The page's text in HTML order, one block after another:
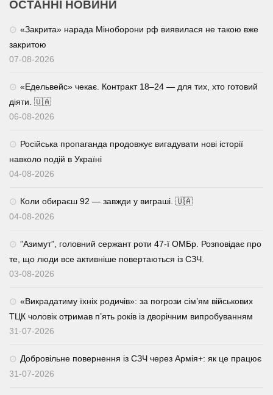
ОСТАННІ НОВИНИ
«Закрита» нарада Міноборони рф виявилася не такою вже
закритою
07-08-2026
«Едельвейс» чекає. Контракт 18–24 — для тих, хто готовий
діяти. 🇺🇦
06-08-2026
Російська пропаганда продовжує вигадувати нові історії
навколо подій в Україні
04-08-2026
Коли обираєш 92 — завжди у виграші. 🇺🇦
04-08-2026
⁨”Азимут”, головний сержант роти 47-ї ОМБр. Розповідає про
те, що люди все активніше повертаються із СЗЧ.
03-08-2026
«Викрадатиму їхніх родичів»: за погрози сім’ям військових
ТЦК чоловік отримав п’ять років із дворічним випробуванням
31-07-2026
Добровільне повернення із СЗЧ через Армія+: як це працює
31-07-2026